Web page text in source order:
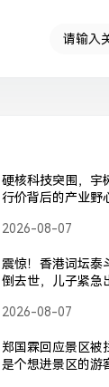
硬核科技突围，宇
行价背后的产业野
背后的产业野心与
2026-08-07
震惊！香港词坛泰
倒去世，儿子紧急
紧急回应，父亲安
2026-08-07
郑国霖回应景区被
是个想进景区的游